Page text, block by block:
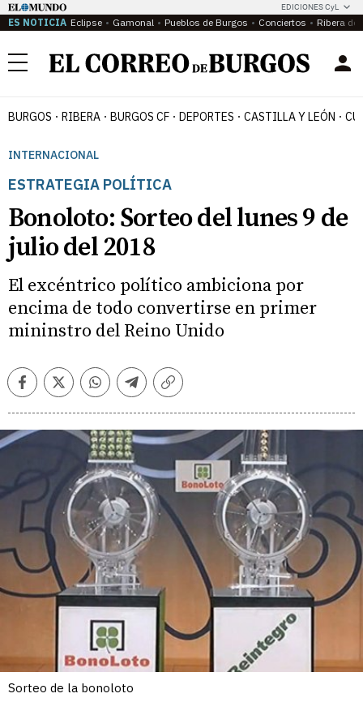
EDICIONES CyL
ES NOTICIA Eclipse Gamonal Pueblos de Burgos Conciertos Ribera del
Menú
BURGOS RIBERA BURGOS CF DEPORTES CASTILLA Y LEÓN
INTERNACIONAL
ESTRATEGIA POLÍTICA
Bonoloto: Sorteo del lunes 9 de
julio del 2018
El excéntrico político ambiciona por
encima de todo convertirse en primer
mininstro del Reino Unido
FacebookTwitterWhatsappTelegramCopiar
Sorteo de la bonoloto